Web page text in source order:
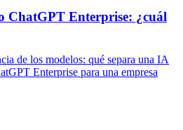
ChatGPT Enterprise: ¿cuál
de los modelos: qué separa una IA
Enterprise para una empresa